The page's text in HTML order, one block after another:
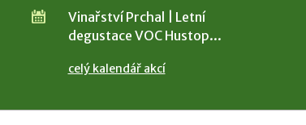
Vinařství Prchal | Letní
degustace VOC Hustop...
celý kalendář akcí